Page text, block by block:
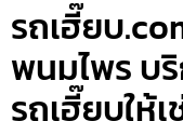
รถเฮี๊ยบ
พนมไพร บ
รถเฮี๊ยบให้